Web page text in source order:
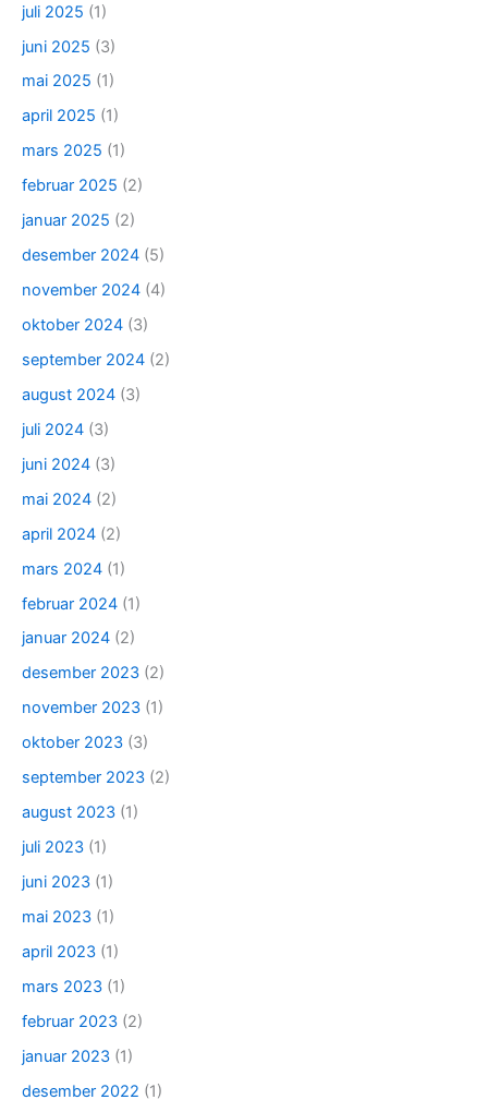
juli 2025 (1)
juni 2025 (3)
mai 2025 (1)
april 2025 (1)
mars 2025 (1)
februar 2025 (2)
januar 2025 (2)
desember 2024 (5)
november 2024 (4)
oktober 2024 (3)
september 2024 (2)
august 2024 (3)
juli 2024 (3)
juni 2024 (3)
mai 2024 (2)
april 2024 (2)
mars 2024 (1)
februar 2024 (1)
januar 2024 (2)
desember 2023 (2)
november 2023 (1)
oktober 2023 (3)
september 2023 (2)
august 2023 (1)
juli 2023 (1)
juni 2023 (1)
mai 2023 (1)
april 2023 (1)
mars 2023 (1)
februar 2023 (2)
januar 2023 (1)
desember 2022 (1)